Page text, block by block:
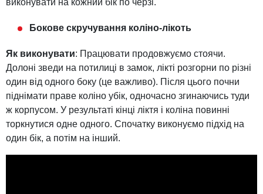
виконувати на кожний бік по черзі.
Бокове скручування коліно-лікоть
Як виконувати: Працювати продовжуємо стоячи.
Долоні зведи на потилиці в замок, лікті розгорни по різні
один від одного боку (це важливо). Після цього почни
піднімати праве коліно убік, одночасно згинаючись туди
ж корпусом. У результаті кінці ліктя і коліна повинні
торкнутися одне одного. Спочатку виконуємо підхід на
один бік, а потім на інший.